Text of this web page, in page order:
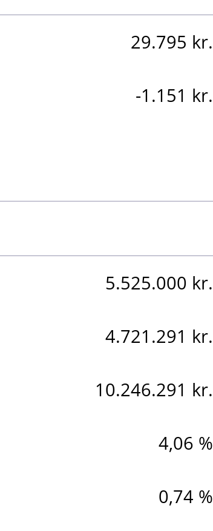
29.795 kr.
-1.151 kr.
5.525.000 kr.
4.721.291 kr.
10.246.291 kr.
4,06 %
0,74 %